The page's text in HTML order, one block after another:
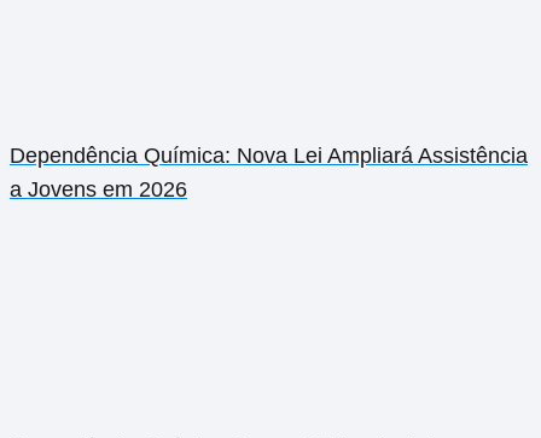
Dependência Química: Nova Lei Ampliará Assistência
a Jovens em 2026